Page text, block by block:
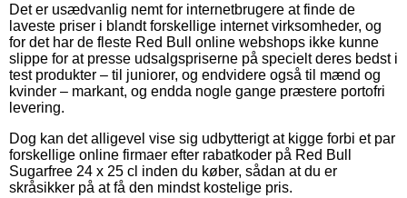
Det er usædvanlig nemt for internetbrugere at finde de
laveste priser i blandt forskellige internet virksomheder, og
for det har de fleste Red Bull online webshops ikke kunne
slippe for at presse udsalgspriserne på specielt deres bedst i
test produkter – til juniorer, og endvidere også til mænd og
kvinder – markant, og endda nogle gange præstere portofri
levering.
Dog kan det alligevel vise sig udbytterigt at kigge forbi et par
forskellige online firmaer efter rabatkoder på Red Bull
Sugarfree 24 x 25 cl inden du køber, sådan at du er
skråsikker på at få den mindst kostelige pris.